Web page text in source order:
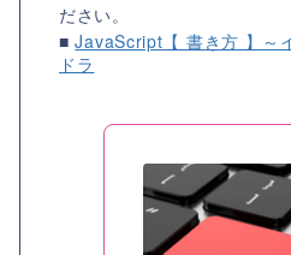
ださい。
■JavaScript【 書き方 】～
ドラ